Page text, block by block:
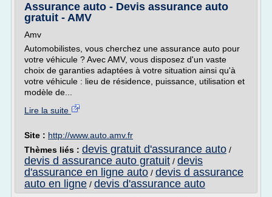
Assurance auto - Devis assurance auto
gratuit - AMV
Amv
Automobilistes, vous cherchez une assurance auto pour
votre véhicule ? Avec AMV, vous disposez d'un vaste
choix de garanties adaptées à votre situation ainsi qu'à
votre véhicule : lieu de résidence, puissance, utilisation et
modèle de...
Lire la suite
Site : http://www.auto.amv.fr
Thèmes liés : devis gratuit d'assurance auto /
devis d assurance auto gratuit / devis
d'assurance en ligne auto / devis d assurance
auto en ligne / devis d'assurance auto